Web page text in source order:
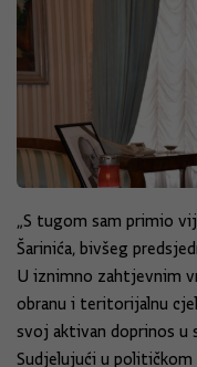
„S tugom sam primio
Šarinića, bivšeg
U iznimno zahtjevnim
obranu i teritorijalnu
svoj aktivan doprinos u
Sudjelujući u